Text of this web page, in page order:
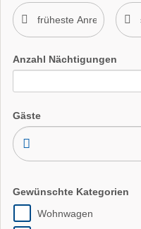
Anzahl Nächtigungen
Gäste
Gewünschte Kategorien
Wohnwagen